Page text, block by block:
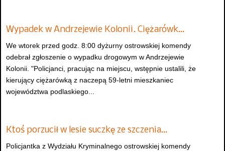
Wypadek w Andrzejewie Kolonii. Ciężarówk…
We wtorek przed godz. 8:00 dyżurny ostrowskiej komendy
odebrał zgłoszenie o wypadku drogowym w Andrzejewie
Kolonii. "Policjanci, pracując na miejscu, wstępnie ustalili, że
kierujący ciężarówką z naczepą 59-letni mieszkaniec
województwa podlaskiego...
Ktoś porzucił w lesie suczkę ze szczenia…
Policjantka z Wydziału Kryminalnego ostrowskiej komendy